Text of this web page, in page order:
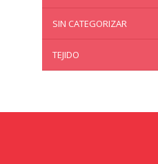
SIN CATEGORIZAR
TEJIDO